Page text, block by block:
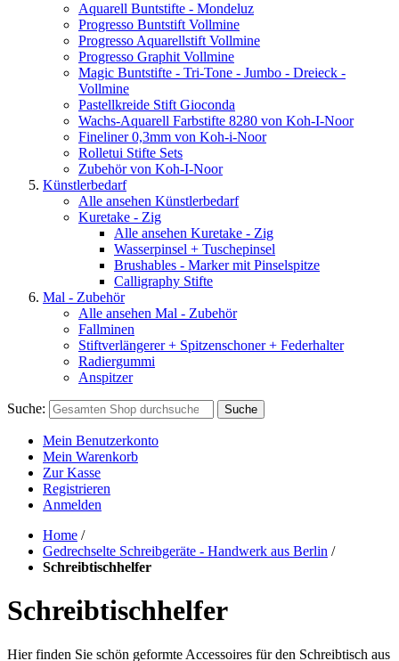
Aquarell Buntstifte - Mondeluz
Progresso Buntstift Vollmine
Progresso Aquarellstift Vollmine
Progresso Graphit Vollmine
Magic Buntstifte - Tri-Tone - Jumbo - Dreieck -
Vollmine
Pastellkreide Stift Gioconda
Wachs-Aquarell Farbstifte 8280 von Koh-I-Noor
Fineliner 0,3mm von Koh-i-Noor
Rolletui Stifte Sets
Zubehör von Koh-I-Noor
Künstlerbedarf
Alle ansehen Künstlerbedarf
Kuretake - Zig
Alle ansehen Kuretake - Zig
Wasserpinsel + Tuschepinsel
Brushables - Marker mit Pinselspitze
Calligraphy Stifte
Mal - Zubehör
Alle ansehen Mal - Zubehör
Fallminen
Stiftverlängerer + Spitzenschoner + Federhalter
Radiergummi
Anspitzer
Suche: Suche
Mein Benutzerkonto
Mein Warenkorb
Zur Kasse
Registrieren
Anmelden
Home /
Gedrechselte Schreibgeräte - Handwerk aus Berlin /
Schreibtischhelfer
Schreibtischhelfer
Hier finden Sie schön geformte Accessoires für den Schreibtisch aus